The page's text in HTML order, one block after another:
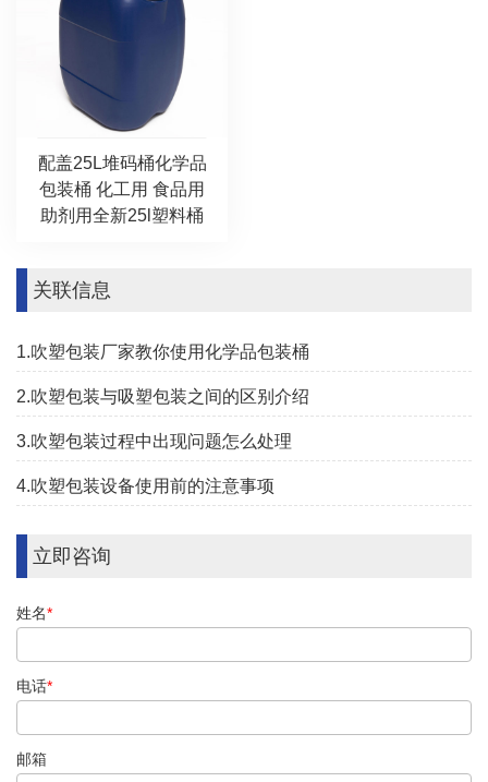
配盖25L堆码桶化学品
包装桶 化工用 食品用
助剂用全新25l塑料桶
关联信息
1.吹塑包装厂家教你使用化学品包装桶
2.吹塑包装与吸塑包装之间的区别介绍
3.吹塑包装过程中出现问题怎么处理
4.吹塑包装设备使用前的注意事项
立即咨询
姓名*
电话*
邮箱